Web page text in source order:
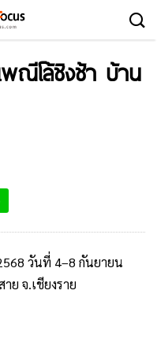
ณีโล้ชิงช้า บ้าน
วันที่ 4–8 กันยายน
ย จ.เชียงราย